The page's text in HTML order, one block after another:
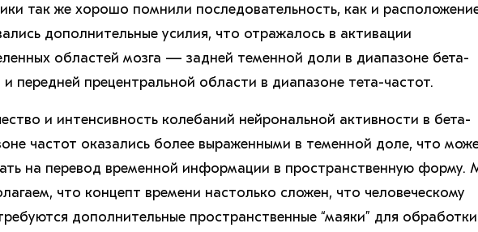
так же хорошо помнили последовательность, как и
дополнительные усилия, что отражалось в активации
областей мозга — задней теменной доли в диапазоне бета-
и передней прецентральной области в диапазоне тета-частот.
и интенсивность колебаний нейрональной активности в бета-
частот оказались более выраженными в теменной доле, что
на перевод временной информации в пространственную форму.
что концепт времени настолько сложен, что человеческому
дополнительные пространственные “маяки” для обработки